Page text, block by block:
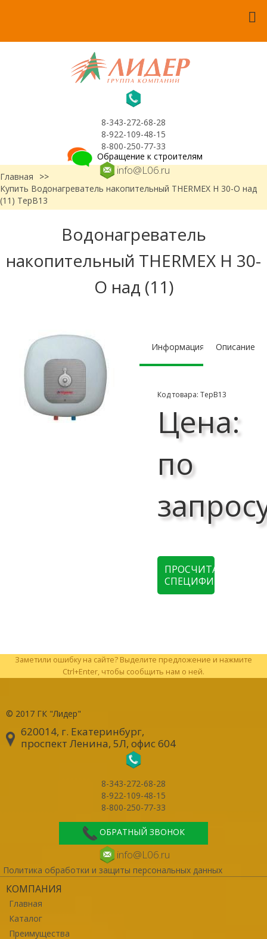
8-343-272-68-28
8-922-109-48-15
8-800-250-77-33
info@L06.ru
Обращение к строителям
Главная
>>
Купить Водонагреватель накопительный THERMEX H 30-O над
(11) ТерВ13
Водонагреватель
накопительный THERMEX H 30-
O над (11)
Информация Описание
Код товара: ТерВ13
Цена:
по
ПРОСЧИТАТЬ
СПЕЦИФИКАЦИЮ
Заметили ошибку на сайте? Выделите предложение и нажмите
Ctrl+Enter, чтобы сообщить нам о ней.
© 2017 ГК "Лидер"
620014, г. Екатеринбург,
проспект Ленина, 5Л, офис 604
8-343-272-68-28
8-922-109-48-15
8-800-250-77-33
ОБРАТНЫЙ ЗВОНОК
info@L06.ru
Политика обработки и защиты персональных данных
КОМПАНИЯ
Главная
Каталог
Преимущества